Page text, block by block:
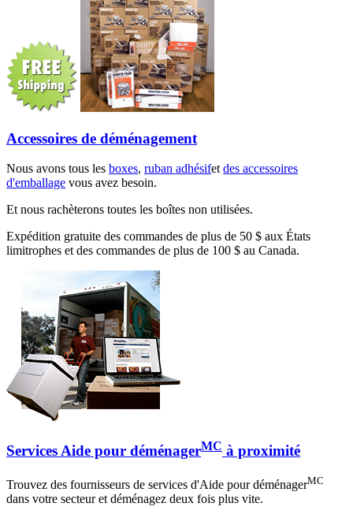
Accessoires de déménagement
Nous avons tous les boxes, ruban adhésifetdes accessoires
d'emballage vous avez besoin.
Et nous rachèterons toutes les boîtes non utilisées.
Expédition gratuite des commandes de plus de 50 $ aux États
limitrophes et des commandes de plus de 100 $ au Canada.
Services Aide pour déménagerMC à proximité
Trouvez des fournisseurs de services d'Aide pour déménagerMC
dans votre secteur et déménagez deux fois plus vite.